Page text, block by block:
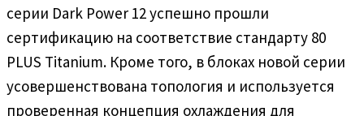
серии Dark Power 12 успешно прошли
сертификацию на соответствие стандарту 80
PLUS Titanium. Кроме того, в блоках новой серии
усовершенствована топология и используется
проверенная концепция охлаждения для